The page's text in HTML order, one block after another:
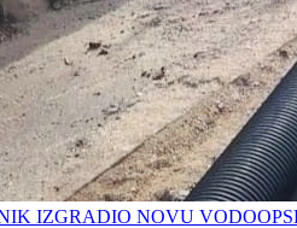
IZGRADIO NOVU